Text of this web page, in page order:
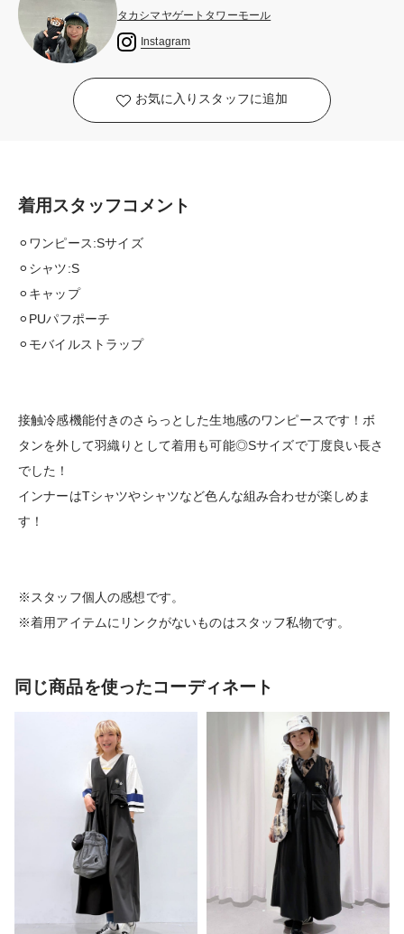
タカシマヤゲートタワーモール
Instagram
お気に入りスタッフに追加
着用スタッフコメント
⚪︎ワンピース:Sサイズ
⚪︎シャツ:S
⚪︎キャップ
⚪︎PUパフポーチ
⚪︎モバイルストラップ
接触冷感機能付きのさらっとした生地感のワンピースです！ボ
タンを外して羽織りとして着用も可能◎Sサイズで丁度良い長さ
でした！
インナーはTシャツやシャツなど色んな組み合わせが楽しめま
す！
※スタッフ個人の感想です。
※着用アイテムにリンクがないものはスタッフ私物です。
同じ商品を使ったコーディネート